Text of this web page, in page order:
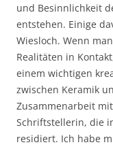
und Besinnlichkeit
entstehen. Einige
Wiesloch. Wenn
Realitäten in
einem wichtigen
zwischen Keramik
Zusammenarbeit
Schriftstellerin, die
residiert. Ich habe